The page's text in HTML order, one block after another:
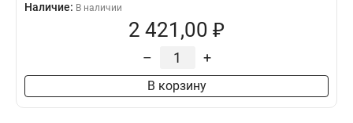
Наличие: В наличии
2 421,00 ₽
– +
В корзину